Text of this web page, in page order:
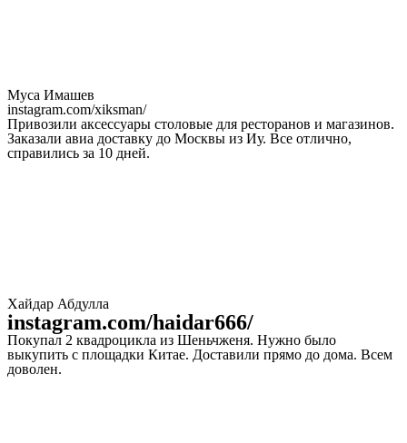
Муса Имашев
instagram.com/xiksman/
Привозили аксессуары столовые для ресторанов и магазинов.
Заказали авиа доставку до Москвы из Иу. Все отлично,
справились за 10 дней.
Хайдар Абдулла
instagram.com/haidar666/
Покупал 2 квадроцикла из Шеньчженя. Нужно было
выкупить с площадки Китае. Доставили прямо до дома. Всем
доволен.